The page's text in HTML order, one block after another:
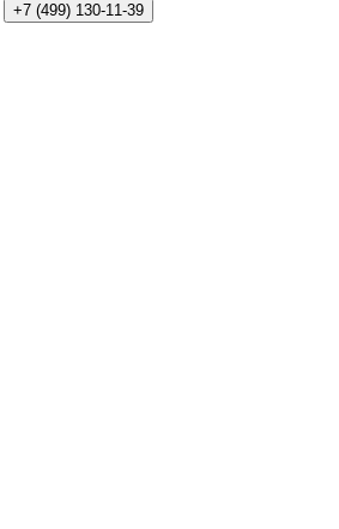
+7 (499) 130-11-39